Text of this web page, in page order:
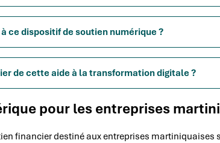
ce dispositif de soutien numérique ?
de cette aide à la transformation digitale ?
pour les entreprises
financier destiné aux entreprises martiniquaises